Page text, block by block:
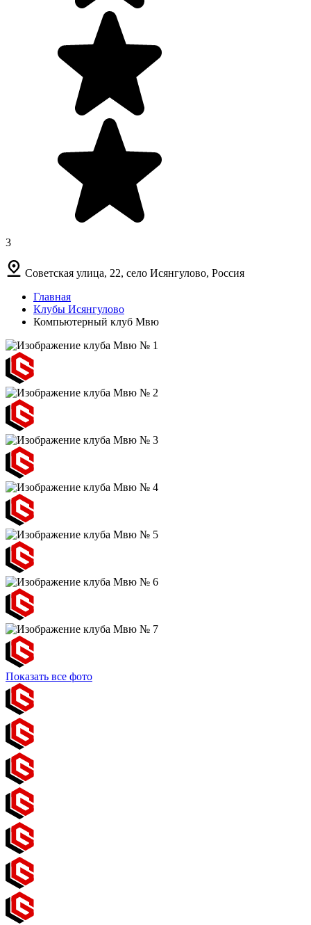
3
Советская улица, 22, село Исянгулово, Россия
Главная
Клубы Исянгулово
Компьютерный клуб Мвю
Показать все фото